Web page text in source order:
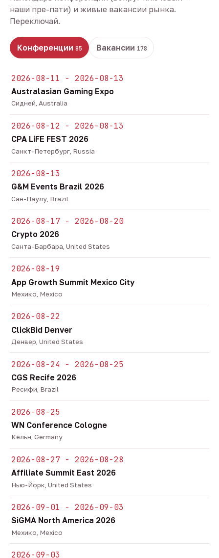
наши пре-пати) и живые вакансии рынка.
Переключай.
Конференции 85 Вакансии 178
2026-08-11 - 2026-08-13
Australasian Gaming Expo
Сидней, Australia
2026-08-12 - 2026-08-13
CPA LiFE FEST 2026
Санкт-Петербург, Russia
2026-08-13
G&M Events Brazil 2026
Сан-Паулу, Brazil
2026-08-17 - 2026-08-20
Crypto 2026
Санта-Барбара, United States
2026-08-19
App Growth Summit Mexico City
Мехико, Mexico
2026-08-22
ClickBid Denver
Денвер, United States
2026-08-24 - 2026-08-25
CGS Recife 2026
Ресифи, Brazil
2026-08-25
WN Conference Cologne
Кёльн, Germany
2026-08-27 - 2026-08-28
Affiliate Summit East 2026
Нью-Йорк, United States
2026-09-01 - 2026-09-03
SiGMA North America 2026
Мехико, Mexico
2026-09-03